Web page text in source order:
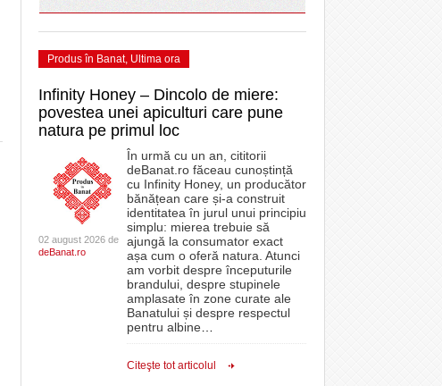
Produs în Banat, Ultima ora
Infinity Honey – Dincolo de miere:
povestea unei apiculturi care pune
natura pe primul loc
02 august 2026 de
deBanat.ro
În urmă cu un an, cititorii
deBanat.ro făceau cunoștință
cu Infinity Honey, un producător
bănățean care și-a construit
identitatea în jurul unui principiu
simplu: mierea trebuie să
ajungă la consumator exact
așa cum o oferă natura. Atunci
am vorbit despre începuturile
brandului, despre stupinele
amplasate în zone curate ale
Banatului și despre respectul
pentru albine
Citeşte tot articolul